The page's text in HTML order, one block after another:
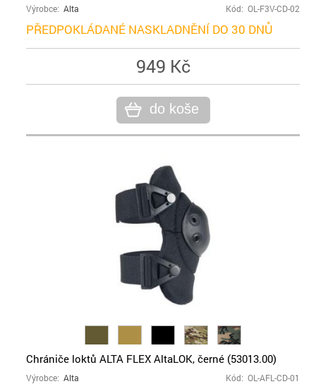
Výrobce: Alta Kód: OL-F3V-CD-02
PŘEDPOKLÁDANÉ NASKLADNĚNÍ DO 30 DNŮ
949 Kč
do koše
Chrániče loktů ALTA FLEX AltaLOK, černé (53013.00)
Výrobce: Alta Kód: OL-AFL-CD-01